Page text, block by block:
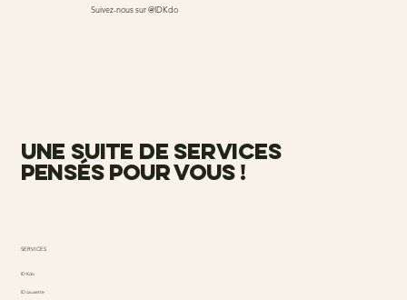
Suivez-nous sur @IDKdo
une suite de services
pensés pour vous !
SERVICES
ID Kdo
ID causette